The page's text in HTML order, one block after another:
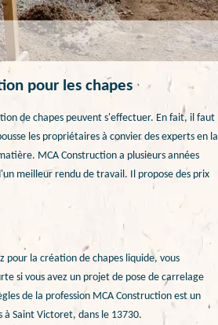
pour les chapes
de chapes peuvent s'effectuer. En fait, il faut
les propriétaires à convier des experts en la
MCA Construction a plusieurs années
meilleur rendu de travail. Il propose des prix
pour la création de chapes liquide, vous
si vous avez un projet de pose de carrelage
de la profession MCA Construction est un
à Saint Victoret, dans le 13730.